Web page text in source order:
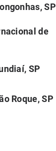
SP
de
SP
Roque, SP